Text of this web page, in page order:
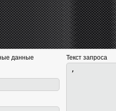
данные Текст запроса